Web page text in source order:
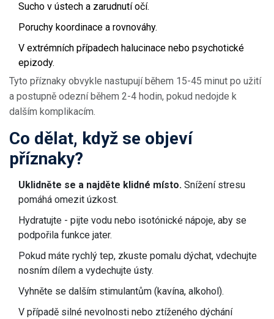
Sucho v ústech a zarudnutí očí.
Poruchy koordinace a rovnováhy.
V extrémních případech halucinace nebo psychotické
epizody.
Tyto příznaky obvykle nastupují během 15-45 minut po užití
a postupně odezní během 2-4 hodin, pokud nedojde k
dalším komplikacím.
Co dělat, když se objeví
příznaky?
Uklidněte se a najděte klidné místo. Snížení stresu
pomáhá omezit úzkost.
Hydratujte - pijte vodu nebo isotónické nápoje, aby se
podpořila funkce jater.
Pokud máte rychlý tep, zkuste pomalu dýchat, vdechujte
nosním dílem a vydechujte ústy.
Vyhněte se dalším stimulantům (kavína, alkohol).
V případě silné nevolnosti nebo ztíženého dýchání